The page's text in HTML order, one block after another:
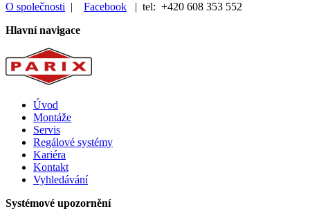
O společnosti | Facebook | tel: +420 608 353 552
Hlavní navigace
Úvod
Montáže
Servis
Regálové systémy
Kariéra
Kontakt
Vyhledávání
Systémové upozornění